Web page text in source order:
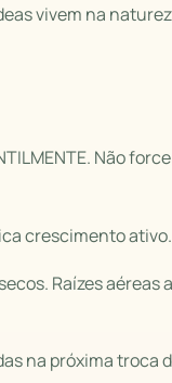
vivem na
Não
crescimento ativo.
Raízes aéreas
na próxima troca